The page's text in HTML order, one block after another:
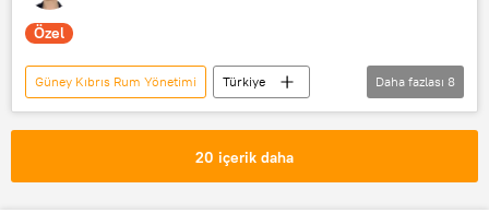
Özel
Güney Kıbrıs Rum Yönetimi
Türkiye
ABD
ABD
Mavi Vatan
KKTC
Kuzey Kıbrıs GÖRÜŞ
Daha fazlası 8
20 içerik daha